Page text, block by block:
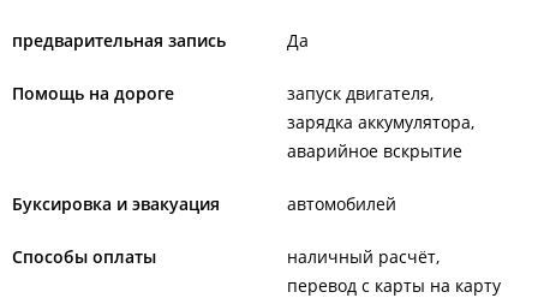
предварительная запись Да
Помощь на дороге
запуск двигателя
зарядка аккумулятора
аварийное вскрытие
Буксировка и эвакуация автомобилей
Способы оплаты
наличный расчёт
перевод с карты на карту